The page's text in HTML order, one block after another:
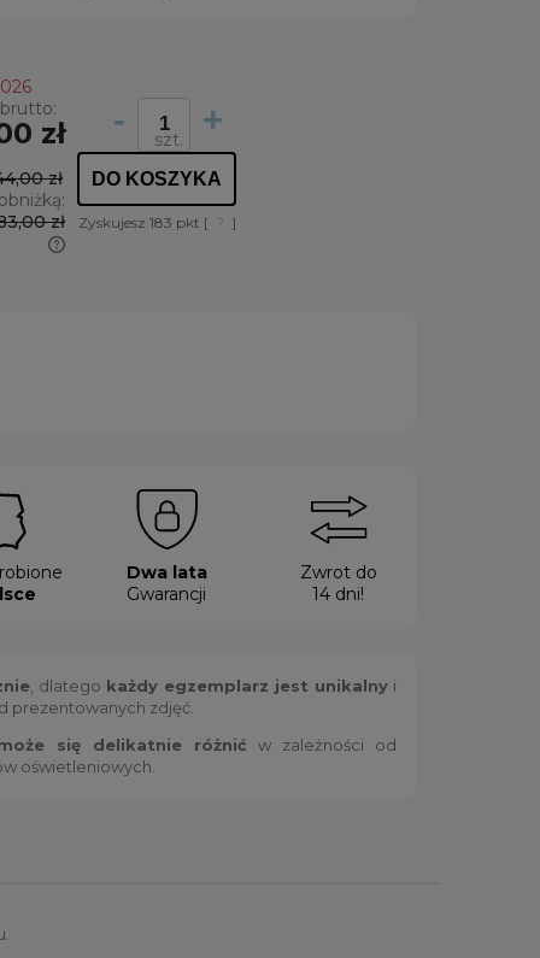
zł
zł
zł
- +
szt.
DO KOSZYKA
Zyskujesz183 pkt [ ? ]
Dwa lata
Gwarancji
Zwrot do
14 dni!
, dlatego każdy egzemplarz jest unikalny i
prezentowanych zdjęć.
się delikatnie różnić w zależności od
oświetleniowych.